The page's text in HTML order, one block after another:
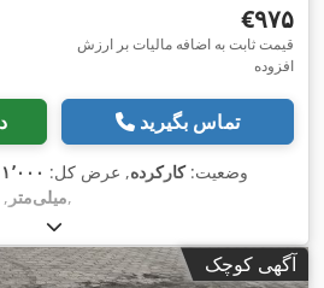
‎€۹۷۵
قیمت ثابت به اضافه مالیات بر ارزش
افزوده
تماس بگیرید
وضعیت:کارکرده, عرض کل: ۱٬۰۰۰ میلی‌متر
میلی‌متر , ,
آگهی کوچک